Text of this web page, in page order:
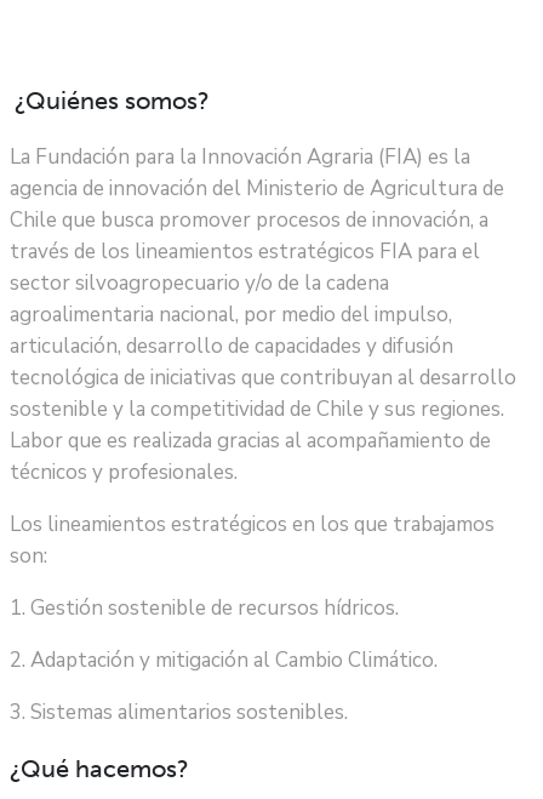
¿Quiénes somos?
La Fundación para la Innovación Agraria (FIA) es la
agencia de innovación del Ministerio de Agricultura de
Chile que busca promover procesos de innovación, a
través de los lineamientos estratégicos FIA para el
sector silvoagropecuario y/o de la cadena
agroalimentaria nacional, por medio del impulso,
articulación, desarrollo de capacidades y difusión
tecnológica de iniciativas que contribuyan al desarrollo
sostenible y la competitividad de Chile y sus regiones.
Labor que es realizada gracias al acompañamiento de
técnicos y profesionales.
Los lineamientos estratégicos en los que trabajamos
son:
1. Gestión sostenible de recursos hídricos.
2. Adaptación y mitigación al Cambio Climático.
3. Sistemas alimentarios sostenibles.
¿Qué hacemos?